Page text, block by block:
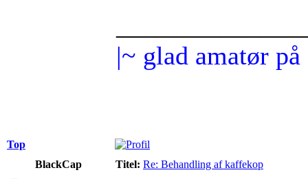
|~ glad amatør
Top
BlackCap
Titel: Re: Behandling af kaffekop